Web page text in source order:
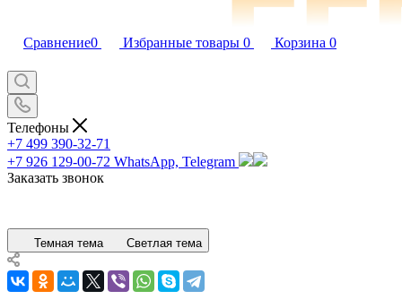
Сравнение0 Избранные товары 0 Корзина 0
Телефоны
+7 499 390-32-71
+7 926 129-00-72 WhatsApp, Telegram
Заказать звонок
Темная тема Светлая тема